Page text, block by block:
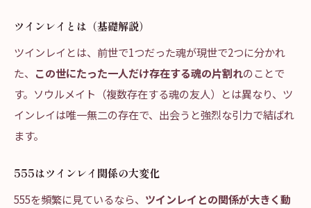
ツインレイとは（基礎解説）
ツインレイとは、前世で1つだった魂が現世で2つに分かれ
た、 この世にたった一人だけ存在する魂の片割れのことで
す。ソウルメイト（複数存在する魂の友人）とは異なり、ツ
インレイは唯一無二の存在で、出会うと強烈な引力で結ばれ
ます。
555はツインレイ関係の大変化
555を頻繁に見ているなら、 ツインレイとの関係が大きく動